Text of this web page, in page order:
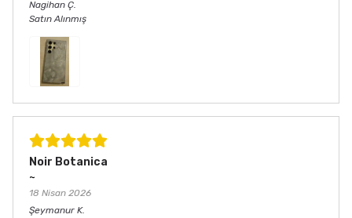
Nagihan Ç.
Satın Alınmış
Noir Botanica
~
18 Nisan 2026
Şeymanur K.